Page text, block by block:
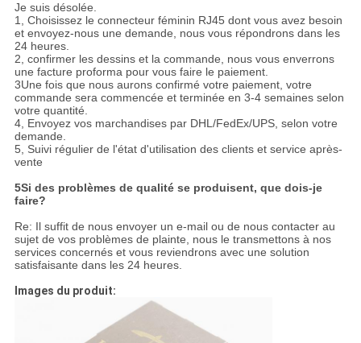
Je suis désolée.
1, Choisissez le connecteur féminin RJ45 dont vous avez besoin
et envoyez-nous une demande, nous vous répondrons dans les
24 heures.
2, confirmer les dessins et la commande, nous vous enverrons
une facture proforma pour vous faire le paiement.
3Une fois que nous aurons confirmé votre paiement, votre
commande sera commencée et terminée en 3-4 semaines selon
votre quantité.
4, Envoyez vos marchandises par DHL/FedEx/UPS, selon votre
demande.
5, Suivi régulier de l'état d'utilisation des clients et service après-
vente
5Si des problèmes de qualité se produisent, que dois-je
faire?
Re: Il suffit de nous envoyer un e-mail ou de nous contacter au
sujet de vos problèmes de plainte, nous le transmettons à nos
services concernés et vous reviendrons avec une solution
satisfaisante dans les 24 heures.
Images du produit: